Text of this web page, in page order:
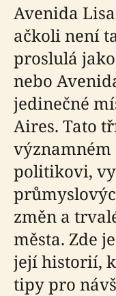
Avenida
ačkoli není
proslulá
nebo
jedinečné
Aires. Tato
politikovi,
změn a
města. Zde
její historií,
tipy pro